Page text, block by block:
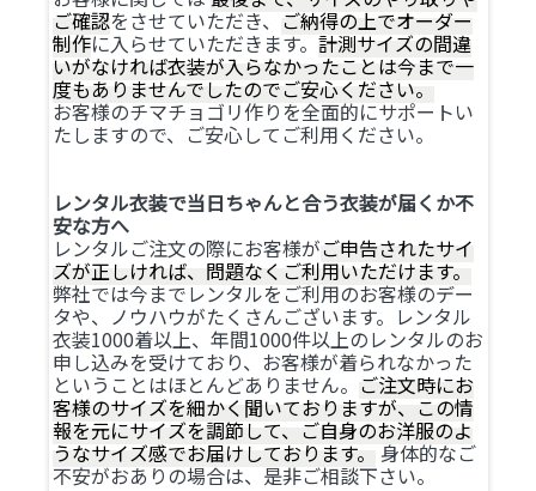
ご確認をさせていただき、 ご納得の上でオーダー
制作に入らせていただきます。 計測サイズの間違
いがなければ衣装が入らなかったことは今まで一
度もありませんでしたのでご安心ください。
お客様のチマチョゴリ作りを全面的にサポートい
たしますので、ご安心してご利用ください。
レンタル衣装で当日ちゃんと合う衣装が届くか不
安な方へ
レンタルご注文の際にお客様がご申告されたサイ
ズが正しければ、問題なくご利用いただけます。
弊社では今までレンタルをご利用のお客様のデー
タや、ノウハウがたくさんございます。レンタル
衣装1000着以上、年間1000件以上のレンタルのお
申し込みを受けており、お客様が着られなかった
ということはほとんどありません。 ご注文時にお
客様のサイズを細かく聞いておりますが、この情
報を元にサイズを調節して、ご自身のお洋服のよ
うなサイズ感でお届けしております。 身体的なご
不安がおありの場合は、是非ご相談下さい。